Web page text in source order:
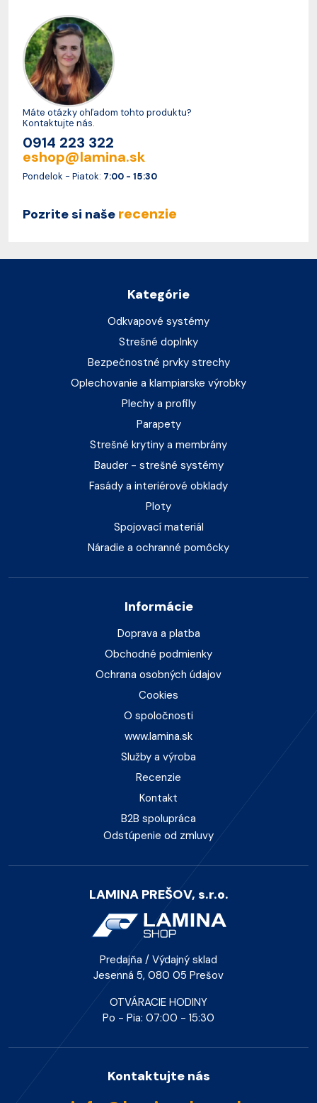
Máte otázky ohľadom tohto produktu?
Kontaktujte nás.
0914 223 322
eshop@lamina.sk
Pondelok - Piatok: 7:00 - 15:30
Pozrite si naše recenzie
Kategórie
Odkvapové systémy
Strešné doplnky
Bezpečnostné prvky strechy
Oplechovanie a klampiarske výrobky
Plechy a profily
Parapety
Strešné krytiny a membrány
Bauder - strešné systémy
Fasády a interiérové obklady
Ploty
Spojovací materiál
Náradie a ochranné pomôcky
Informácie
Doprava a platba
Obchodné podmienky
Ochrana osobných údajov
Cookies
O spoločnosti
www.lamina.sk
Služby a výroba
Recenzie
Kontakt
B2B spolupráca
Odstúpenie od zmluvy
LAMINA PREŠOV, s.r.o.
Predajňa / Výdajný sklad
Jesenná 5, 080 05 Prešov
OTVÁRACIE HODINY
Po - Pia: 07:00 - 15:30
Kontaktujte nás